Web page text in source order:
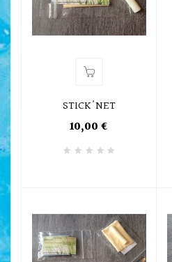
STICK'NET
10,00 €